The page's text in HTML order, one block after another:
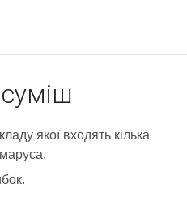
якої входять кілька